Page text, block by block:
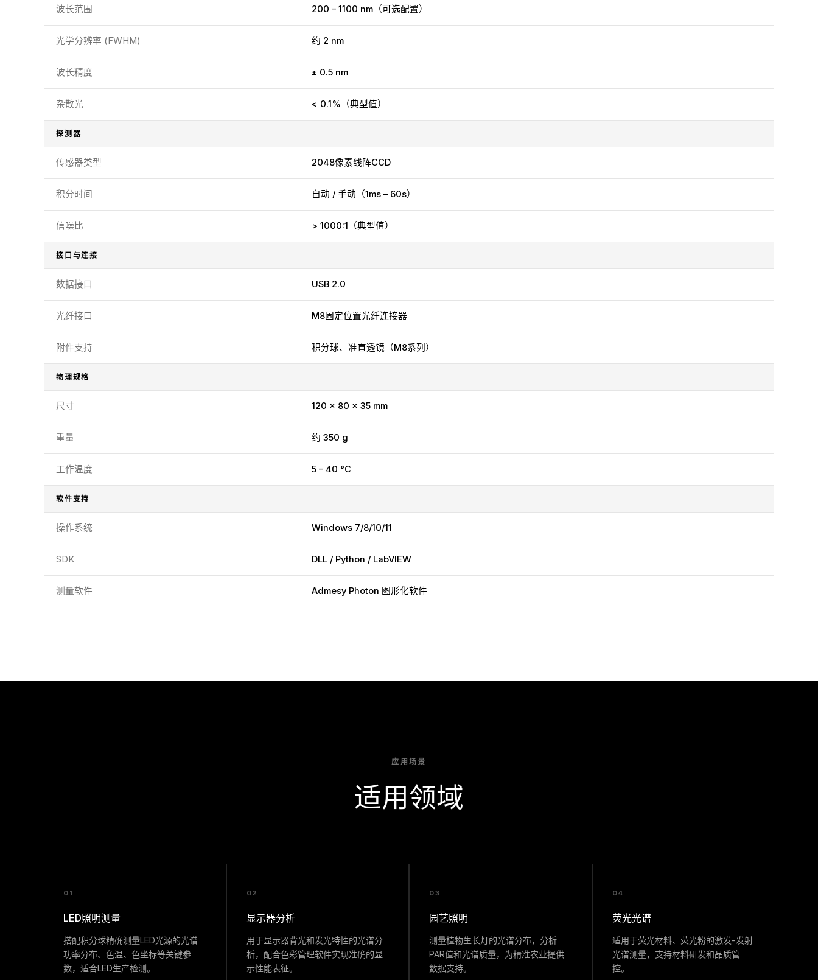
波长范围 200 – 1100 nm（可选配置）
光学分辨率 (FWHM) 约 2 nm
波长精度 ± 0.5 nm
杂散光 < 0.1%（典型值）
探测器
传感器类型 2048像素线阵CCD
积分时间 自动 / 手动（1ms – 60s）
信噪比 > 1000:1（典型值）
接口与连接
数据接口 USB 2.0
光纤接口 M8固定位置光纤连接器
附件支持 积分球、准直透镜（M8系列）
物理规格
尺寸 120 × 80 × 35 mm
重量 约 350 g
工作温度 5 – 40 °C
软件支持
操作系统 Windows 7/8/10/11
SDK DLL / Python / LabVIEW
测量软件 Admesy Photon 图形化软件
应用场景
适用领域
01
LED照明测量
搭配积分球精确测量LED光源的光谱
功率分布、色温、色坐标等关键参
数，适合LED生产检测。
02
显示器分析
用于显示器背光和发光特性的光谱分
析，配合色彩管理软件实现准确的显
示性能表征。
03
园艺照明
测量植物生长灯的光谱分布，分析
PAR值和光谱质量，为精准农业提供
数据支持。
04
荧光光谱
适用于荧光材料、荧光粉的激发-发射
光谱测量，支持材料研发和品质管
控。